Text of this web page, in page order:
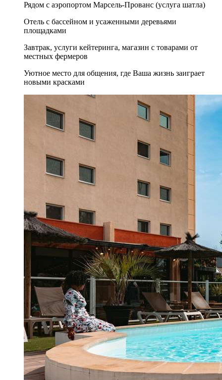
Рядом с аэропортом Марсель-Прованс (услуга шатла)
Отель с бассейном и усаженными деревьями
площадками
Завтрак, услуги кейтеринга, магазин с товарами от
местных фермеров
Уютное место для общения, где Ваша жизнь заиграет
новыми красками